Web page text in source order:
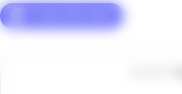
Panneau de gestion des cookies